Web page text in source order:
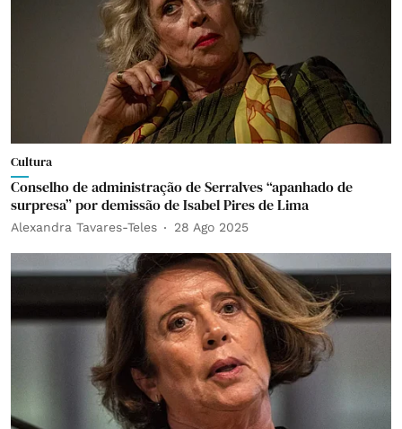
Cultura
Conselho de administração de Serralves “apanhado de
surpresa” por demissão de Isabel Pires de Lima
Alexandra Tavares-Teles 28 Ago 2025